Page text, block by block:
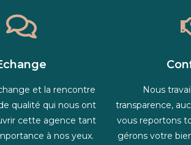
et la rencontre
qualité qui nous ont
cette agence tant
à nos yeux.
Nous
transparence,
vous reportons
gérons votre